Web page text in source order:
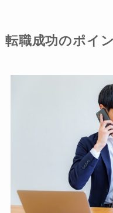
転職成功のポイ